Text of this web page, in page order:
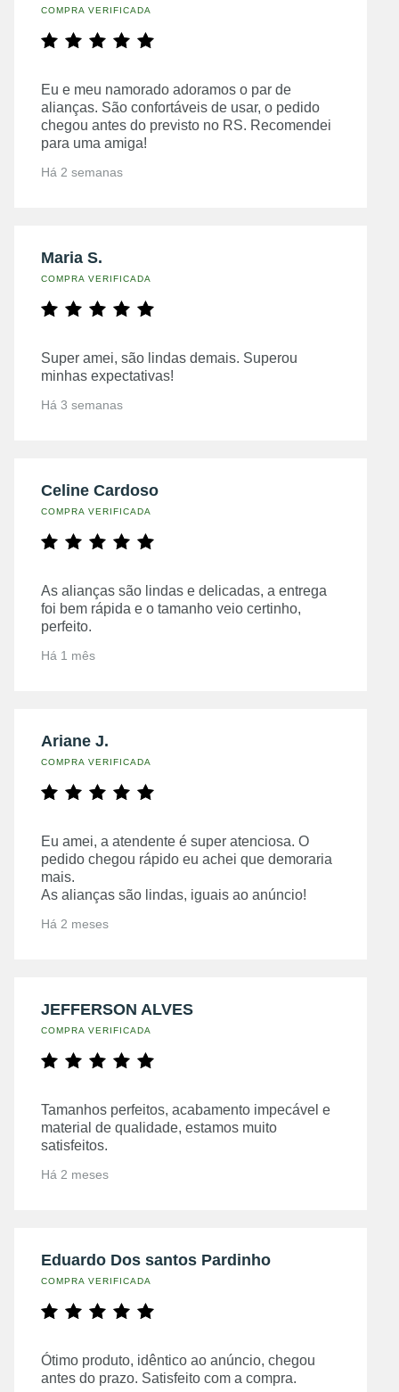
COMPRA VERIFICADA
Eu e meu namorado adoramos o par de
alianças. São confortáveis de usar, o pedido
chegou antes do previsto no RS. Recomendei
para uma amiga!
Há 2 semanas
Maria S.
COMPRA VERIFICADA
Super amei, são lindas demais. Superou
minhas expectativas!
Há 3 semanas
Celine Cardoso
COMPRA VERIFICADA
As alianças são lindas e delicadas, a entrega
foi bem rápida e o tamanho veio certinho,
perfeito.
Há 1 mês
Ariane J.
COMPRA VERIFICADA
Eu amei, a atendente é super atenciosa. O
pedido chegou rápido eu achei que demoraria
mais.
As alianças são lindas, iguais ao anúncio!
Há 2 meses
JEFFERSON ALVES
COMPRA VERIFICADA
Tamanhos perfeitos, acabamento impecável e
material de qualidade, estamos muito
satisfeitos.
Há 2 meses
Eduardo Dos santos Pardinho
COMPRA VERIFICADA
Ótimo produto, idêntico ao anúncio, chegou
antes do prazo. Satisfeito com a compra.